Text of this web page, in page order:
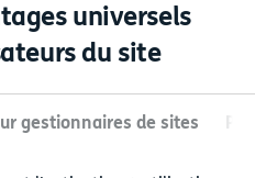
universels
du site
gestionnaires de sites